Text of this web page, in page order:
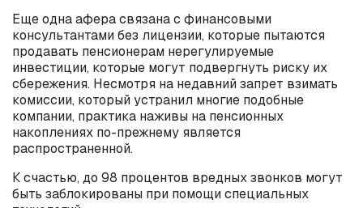
Еще одна афера связана с финансовыми
консультантами без лицензии, которые пытаются
продавать пенсионерам нерегулируемые
инвестиции, которые могут подвергнуть риску их
сбережения. Несмотря на недавний запрет взимать
комиссии, который устранил многие подобные
компании, практика наживы на пенсионных
накоплениях по-прежнему является
распространенной.
К счастью, до 98 процентов вредных звонков могут
быть заблокированы при помощи специальных